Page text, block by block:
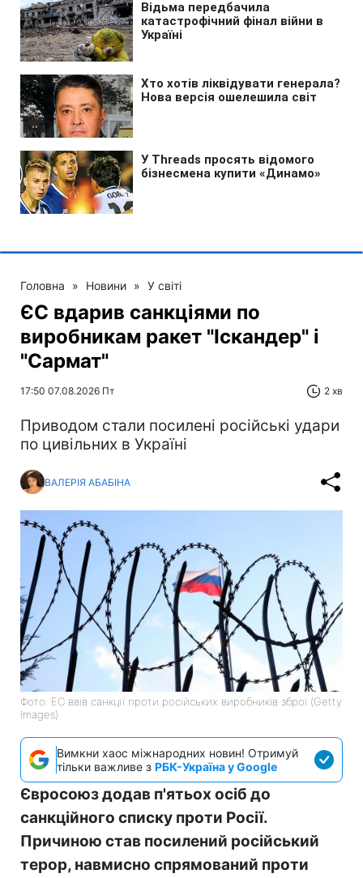
Головна » Новини » У світі
ЄС вдарив санкціями по
виробникам ракет "Іскандер" і
"Сармат"
17:50 07.08.2026 Пт 2 хв
Приводом стали посилені російські удари
по цивільних в Україні
ВАЛЕРІЯ АБАБІНА
Фото: ЕС ввів санкції проти російських виробників зброї (Getty
Images)
Вимкни хаос міжнародних новин! Отримуй
тільки важливе з РБК-Україна у Google
Євросоюз додав п'ятьох осіб до
санкційного списку проти Росії.
Причиною став посилений російський
терор, навмисно спрямований проти